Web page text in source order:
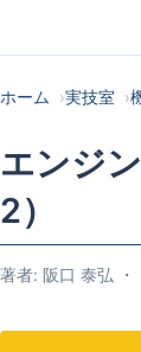
ホーム 実技室
エンジ
2）
著者: 阪口 泰弘